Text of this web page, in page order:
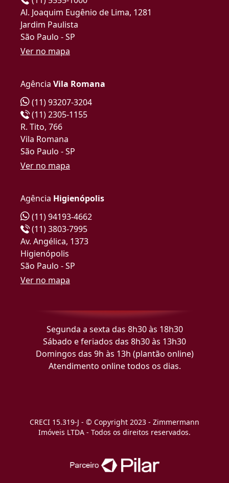
Al. Joaquim Eugênio de Lima, 1281
Jardim Paulista
São Paulo - SP
Ver no mapa
Agência Vila Romana
(11) 93207-3204
(11) 2305-1155
R. Tito, 766
Vila Romana
São Paulo - SP
Ver no mapa
Agência Higienópolis
(11) 94193-4662
(11) 3803-7995
Av. Angélica, 1373
Higienópolis
São Paulo - SP
Ver no mapa
Segunda a sexta das 8h30 às 18h30
Sábado e feriados das 8h30 às 13h30
Domingos das 9h às 13h (plantão online)
Atendimento online todos os dias.
CRECI 15.319-J - © Copyright 2023 - Zimmermann
Imóveis LTDA - Todos os direitos reservados.